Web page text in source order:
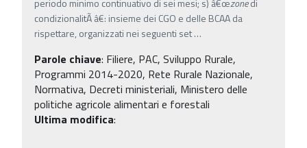
periodo minimo continuativo di sei mesi; s) â€œzonedi
condizionalitÃ â€: insieme dei CGO e delle BCAA da
rispettare, organizzati nei seguenti set…
Parole chiave: Filiere, PAC, Sviluppo Rurale,
Programmi 2014-2020, Rete Rurale Nazionale,
Normativa, Decreti ministeriali, Ministero delle
politiche agricole alimentari e forestali
Ultima modifica: